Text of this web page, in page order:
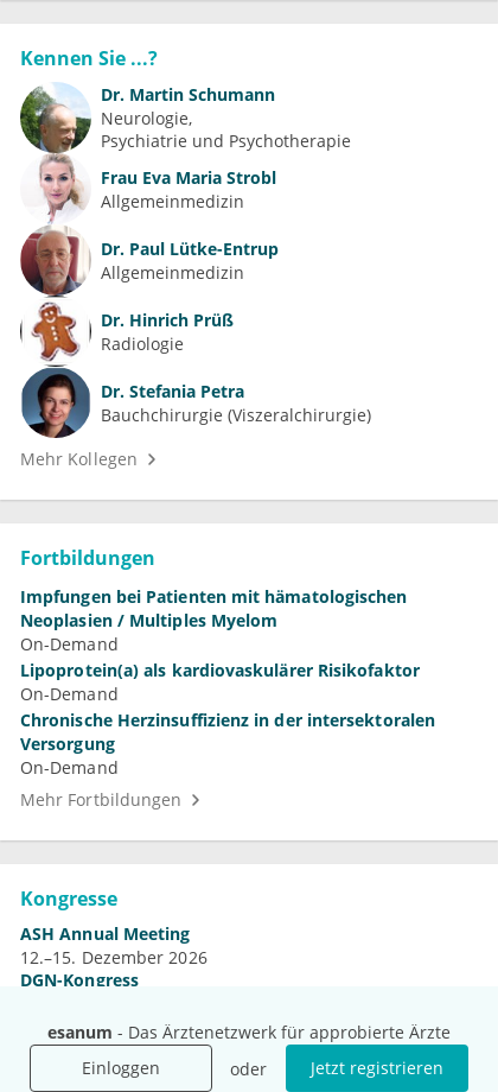
esanum - Das Ärztenetzwerk für approbierte Ärzte
Einloggen
oder Jetzt registrieren
Kennen Sie ...?
Dr. Martin Schumann
Neurologie
Psychiatrie und Psychotherapie
Frau Eva Maria Strobl
Allgemeinmedizin
Dr. Paul Lütke-Entrup
Allgemeinmedizin
Dr. Hinrich Prüß
Radiologie
Dr. Stefania Petra
Bauchchirurgie (Viszeralchirurgie)
Mehr Kollegen
Fortbildungen
Impfungen bei Patienten mit hämatologischen
Neoplasien / Multiples Myelom
On-Demand
Lipoprotein(a) als kardiovaskulärer Risikofaktor
On-Demand
Chronische Herzinsuffizienz in der intersektoralen
Versorgung
On-Demand
Mehr Fortbildungen
Kongresse
ASH Annual Meeting
12.–15. Dezember 2026
DGN-Kongress
Jahrestagung der DGHO
9.–12. Oktober 2026
Mehr Kongresse